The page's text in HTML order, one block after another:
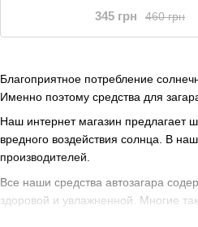
Благоприятное потребление
Именно поэтому средства для
Наш интернет магазин предлагает
вредного воздействия солнца. В
производителей.
Все наши средства автозагара
здоровой и увлажненной. Многие
460 грн
345 грн